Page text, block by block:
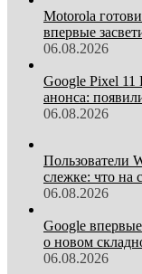
Motorola
впервые
06.08.2026
Google Pixel 11
анонса:
06.08.2026
Пользователи
слежке: что на
06.08.2026
Google
о новом
06.08.2026